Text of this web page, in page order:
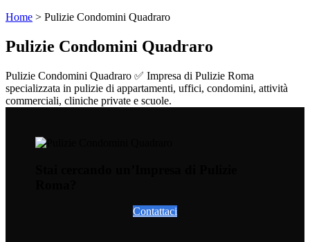
Home > Pulizie Condomini Quadraro
Pulizie Condomini Quadraro
Pulizie Condomini Quadraro ✅ Impresa di Pulizie Roma
specializzata in pulizie di appartamenti, uffici, condomini, attività
commerciali, cliniche private e scuole.
Contattaci